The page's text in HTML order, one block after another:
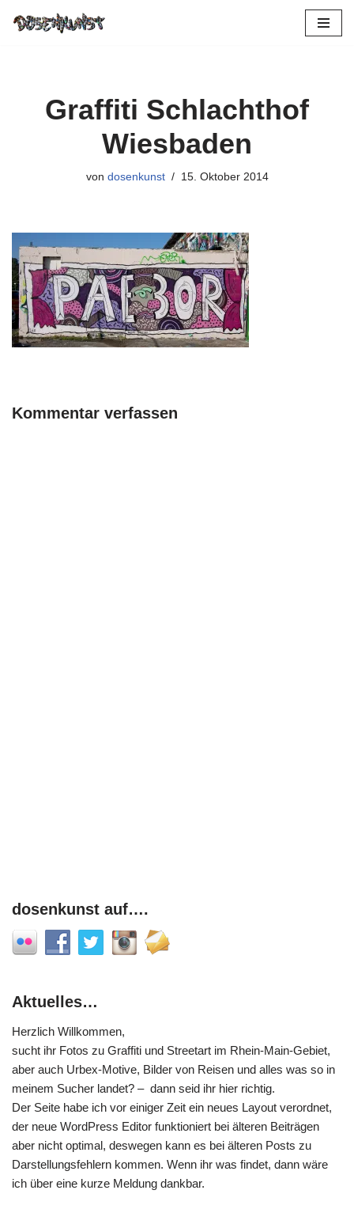
Graffiti Schlachthof
Wiesbaden
von dosenkunst 15. Oktober 2014
Kommentar verfassen
dosenkunst auf….
Aktuelles…
Herzlich Willkommen,
sucht ihr Fotos zu Graffiti und Streetart im Rhein-Main-Gebiet,
aber auch Urbex-Motive, Bilder von Reisen und alles was so in
meinem Sucher landet? – dann seid ihr hier richtig.
Der Seite habe ich vor einiger Zeit ein neues Layout verordnet,
der neue WordPress Editor funktioniert bei älteren Beiträgen
aber nicht optimal, deswegen kann es bei älteren Posts zu
Darstellungsfehlern kommen. Wenn ihr was findet, dann wäre
ich über eine kurze Meldung dankbar.